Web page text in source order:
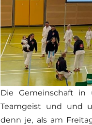
Die Gemeinschaft
Teamgeist und und
denn je, als am